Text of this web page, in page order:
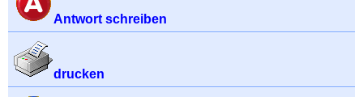
Antwort schreiben
drucken